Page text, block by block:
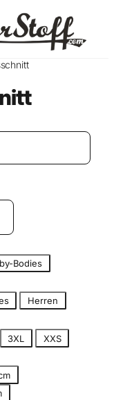
Bodies
Herren
3XL
XXS